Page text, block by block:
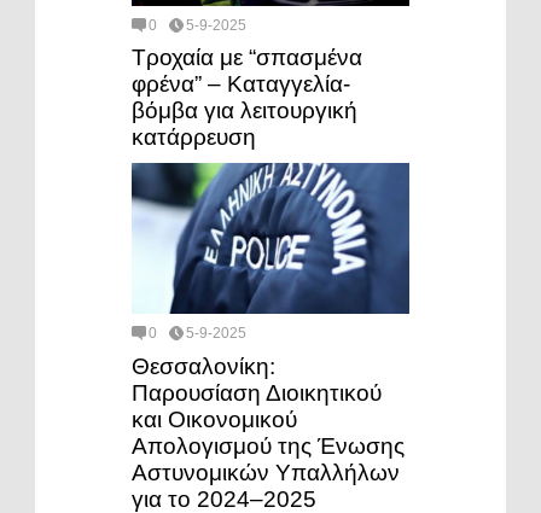
0 5-9-2025
Τροχαία με “σπασμένα
φρένα” – Καταγγελία-
βόμβα για λειτουργική
κατάρρευση
0 5-9-2025
Θεσσαλονίκη:
Παρουσίαση Διοικητικού
και Οικονομικού
Απολογισμού της Ένωσης
Αστυνομικών Υπαλλήλων
για το 2024–2025